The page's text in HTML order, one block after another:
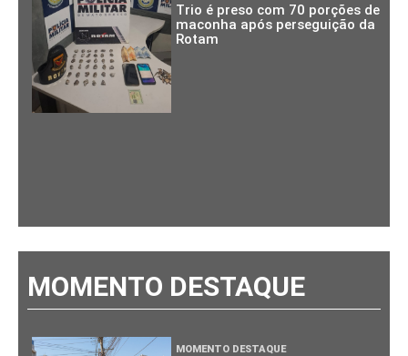
Trio é preso com 70 porções de
maconha após perseguição da
Rotam
MOMENTO DESTAQUE
MOMENTO DESTAQUE